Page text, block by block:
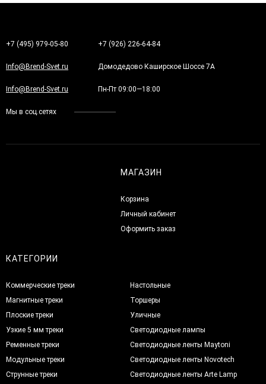
+7 (495) 979-05-80 +7 (926) 226-64-84
Info@Brend-Svet.ru Домодедово Каширское Шоссе 7А
Info@Brend-Svet.ru Пн-Пт 09:00—18:00
Мы в соц.сетях
МАГАЗИН
Корзина
Личный кабинет
Оформить заказ
КАТЕГОРИИ
Коммерческие треки
Магнитные треки
Плоские треки
Узкие 5 мм треки
Ременные треки
Модульные треки
Струнные треки
Настольные
Торшеры
Уличные
Светодиодные лампы
Светодиодные ленты Maytoni
Светодиодные ленты Novotech
Светодиодные ленты Arte Lamp